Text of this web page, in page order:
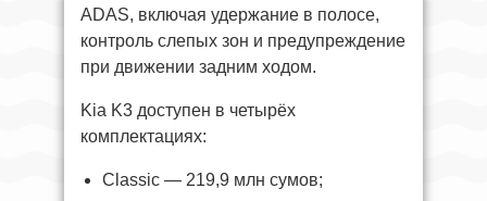
ADAS, включая удержание в полосе,
контроль слепых зон и предупреждение
при движении задним ходом.
Kia K3 доступен в четырёх
комплектациях:
Classic — 219,9 млн сумов;